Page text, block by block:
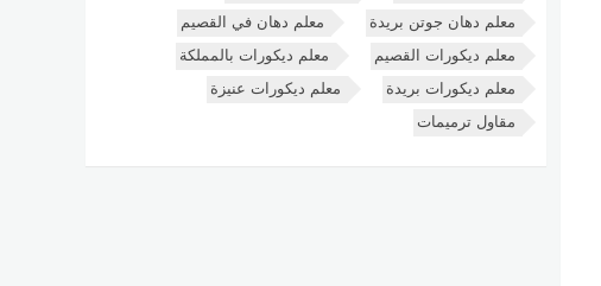
معلم دهان جوتن بريدة
معلم دهان في القصيم
معلم ديكورات القصيم
معلم ديكورات بالمملكة
معلم ديكورات بريدة
معلم ديكورات عنيزة
مقاول ترميمات